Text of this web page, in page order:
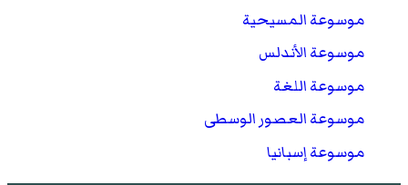
موسوعة المسيحية
موسوعة الأندلس
موسوعة اللغة
موسوعة العصور الوسطى
موسوعة إسبانيا